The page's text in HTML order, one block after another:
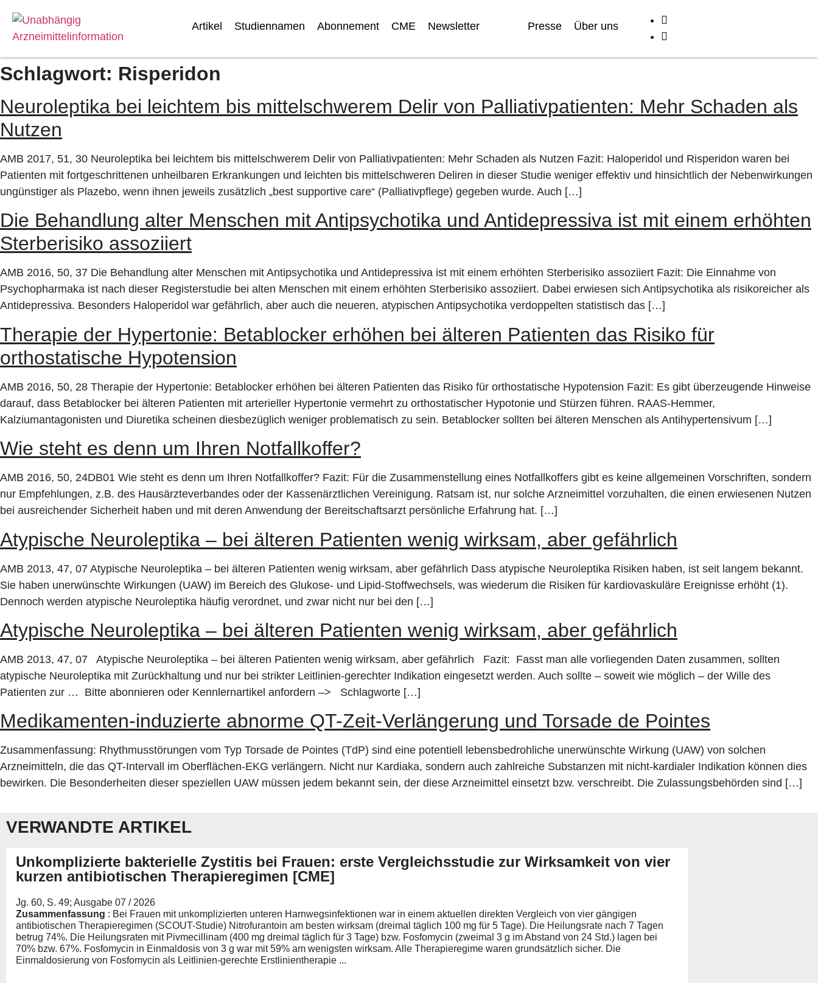
Artikel Studiennamen Abonnement CME Newsletter Presse Über uns
Schlagwort: Risperidon
Neuroleptika bei leichtem bis mittelschwerem Delir von Palliativpatienten: Mehr Schaden als
Nutzen
AMB 2017, 51, 30 Neuroleptika bei leichtem bis mittelschwerem Delir von Palliativpatienten: Mehr Schaden als Nutzen Fazit: Haloperidol und Risperidon waren bei
Patienten mit fortgeschrittenen unheilbaren Erkrankungen und leichten bis mittelschweren Deliren in dieser Studie weniger effektiv und hinsichtlich der Nebenwirkungen
ungünstiger als Plazebo, wenn ihnen jeweils zusätzlich „best supportive care“ (Palliativpflege) gegeben wurde. Auch […]
Die Behandlung alter Menschen mit Antipsychotika und Antidepressiva ist mit einem erhöhten
Sterberisiko assoziiert
AMB 2016, 50, 37 Die Behandlung alter Menschen mit Antipsychotika und Antidepressiva ist mit einem erhöhten Sterberisiko assoziiert Fazit: Die Einnahme von
Psychopharmaka ist nach dieser Registerstudie bei alten Menschen mit einem erhöhten Sterberisiko assoziiert. Dabei erwiesen sich Antipsychotika als risikoreicher als
Antidepressiva. Besonders Haloperidol war gefährlich, aber auch die neueren, atypischen Antipsychotika verdoppelten statistisch das […]
Therapie der Hypertonie: Betablocker erhöhen bei älteren Patienten das Risiko für
orthostatische Hypotension
AMB 2016, 50, 28 Therapie der Hypertonie: Betablocker erhöhen bei älteren Patienten das Risiko für orthostatische Hypotension Fazit: Es gibt überzeugende Hinweise
darauf, dass Betablocker bei älteren Patienten mit arterieller Hypertonie vermehrt zu orthostatischer Hypotonie und Stürzen führen. RAAS-Hemmer,
Kalziumantagonisten und Diuretika scheinen diesbezüglich weniger problematisch zu sein. Betablocker sollten bei älteren Menschen als Antihypertensivum […]
Wie steht es denn um Ihren Notfallkoffer?
AMB 2016, 50, 24DB01 Wie steht es denn um Ihren Notfallkoffer? Fazit: Für die Zusammenstellung eines Notfallkoffers gibt es keine allgemeinen Vorschriften, sondern
nur Empfehlungen, z.B. des Hausärzteverbandes oder der Kassenärztlichen Vereinigung. Ratsam ist, nur solche Arzneimittel vorzuhalten, die einen erwiesenen Nutzen
bei ausreichender Sicherheit haben und mit deren Anwendung der Bereitschaftsarzt persönliche Erfahrung hat. […]
Atypische Neuroleptika – bei älteren Patienten wenig wirksam, aber gefährlich
AMB 2013, 47, 07 Atypische Neuroleptika – bei älteren Patienten wenig wirksam, aber gefährlich Dass atypische Neuroleptika Risiken haben, ist seit langem bekannt.
Sie haben unerwünschte Wirkungen (UAW) im Bereich des Glukose- und Lipid-Stoffwechsels, was wiederum die Risiken für kardiovaskuläre Ereignisse erhöht (1).
Dennoch werden atypische Neuroleptika häufig verordnet, und zwar nicht nur bei den […]
Atypische Neuroleptika – bei älteren Patienten wenig wirksam, aber gefährlich
AMB 2013, 47, 07 Atypische Neuroleptika – bei älteren Patienten wenig wirksam, aber gefährlich Fazit: Fasst man alle vorliegenden Daten zusammen, sollten
atypische Neuroleptika mit Zurückhaltung und nur bei strikter Leitlinien-gerechter Indikation eingesetzt werden. Auch sollte – soweit wie möglich – der Wille des
Patienten zur … Bitte abonnieren oder Kennlernartikel anfordern –> Schlagworte […]
Medikamenten-induzierte abnorme QT-Zeit-Verlängerung und Torsade de Pointes
Zusammenfassung: Rhythmusstörungen vom Typ Torsade de Pointes (TdP) sind eine potentiell lebensbedrohliche unerwünschte Wirkung (UAW) von solchen
Arzneimitteln, die das QT-Intervall im Oberflächen-EKG verlängern. Nicht nur Kardiaka, sondern auch zahlreiche Substanzen mit nicht-kardialer Indikation können dies
bewirken. Die Besonderheiten dieser speziellen UAW müssen jedem bekannt sein, der diese Arzneimittel einsetzt bzw. verschreibt. Die Zulassungsbehörden sind […]
VERWANDTE ARTIKEL
Unkomplizierte bakterielle Zystitis bei Frauen: erste Vergleichsstudie zur Wirksamkeit von vier
kurzen antibiotischen Therapieregimen [CME]
Jg. 60, S. 49; Ausgabe 07 / 2026
Zusammenfassung : Bei Frauen mit unkomplizierten unteren Harnwegsinfektionen war in einem aktuellen direkten Vergleich von vier gängigen
antibiotischen Therapieregimen (SCOUT-Studie) Nitrofurantoin am besten wirksam (dreimal täglich 100 mg für 5 Tage). Die Heilungsrate nach 7 Tagen
betrug 74%. Die Heilungsraten mit Pivmecillinam (400 mg dreimal täglich für 3 Tage) bzw. Fosfomycin (zweimal 3 g im Abstand von 24 Std.) lagen bei
70% bzw. 67%. Fosfomycin in Einmaldosis von 3 g war mit 59% am wenigsten wirksam. Alle Therapieregime waren grundsätzlich sicher. Die
Einmaldosierung von Fosfomycin als Leitlinien-gerechte Erstlinientherapie ...